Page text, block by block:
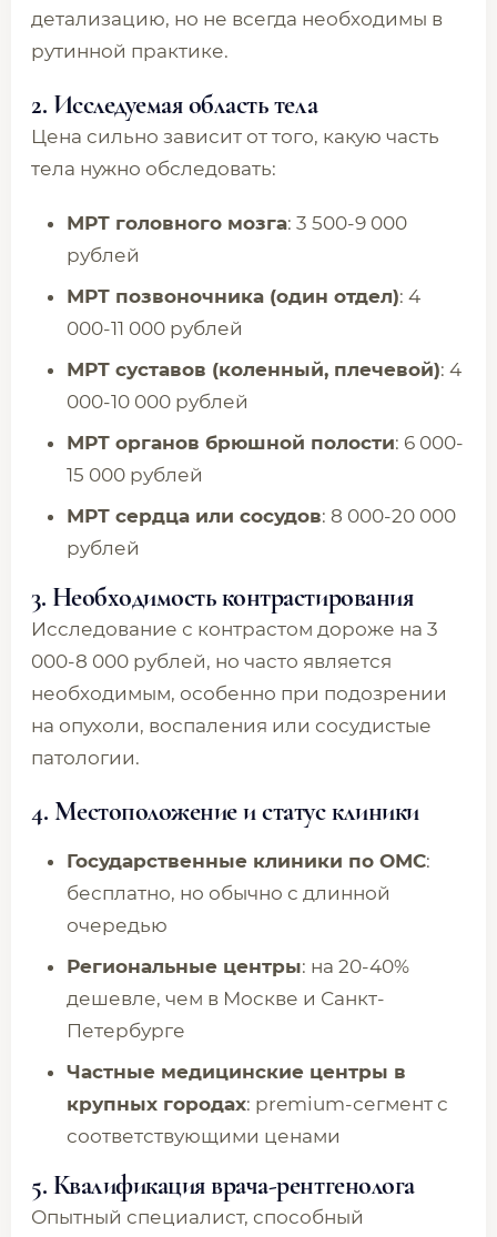
детализацию, но не всегда необходимы в
рутинной практике.
2. Исследуемая область тела
Цена сильно зависит от того, какую часть
тела нужно обследовать:
МРТ головного мозга: 3 500-9 000
рублей
МРТ позвоночника (один отдел): 4
000-11 000 рублей
МРТ суставов (коленный, плечевой): 4
000-10 000 рублей
МРТ органов брюшной полости: 6 000-
15 000 рублей
МРТ сердца или сосудов: 8 000-20 000
рублей
3. Необходимость контрастирования
Исследование с контрастом дороже на 3
000-8 000 рублей, но часто является
необходимым, особенно при подозрении
на опухоли, воспаления или сосудистые
патологии.
4. Местоположение и статус клиники
Государственные клиники по ОМС:
бесплатно, но обычно с длинной
очередью
Региональные центры: на 20-40%
дешевле, чем в Москве и Санкт-
Петербурге
Частные медицинские центры в
крупных городах: premium-сегмент с
соответствующими ценами
5. Квалификация врача-рентгенолога
Опытный специалист, способный